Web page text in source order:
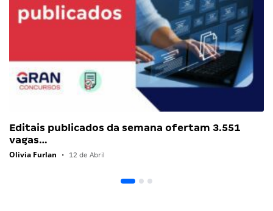
Editais publicados da semana ofertam 3.551
vagas…
Olivia Furlan • 12 de Abril